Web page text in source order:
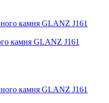
камня GLANZ J161